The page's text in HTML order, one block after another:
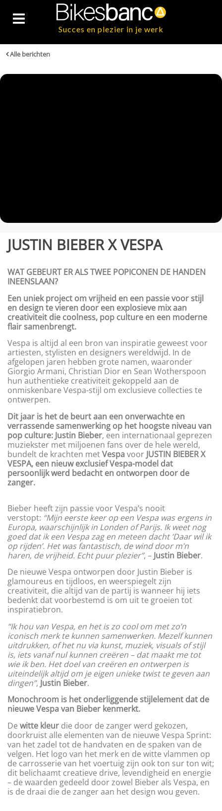
Succes en plezier in je werk
Alle berichten
JUSTIN BIEBER X VESPA
WAT GEBEURT ER ALS TWEE POPICONEN DE HANDEN
INEENSLAAN?
Een uniek project om vrijheid en een passie voor stijl
en design te vieren door een explosieve mix aan
creativiteit die coolness, pop culture en een moderne
flair samenbrengt.
Vespa is altijd al een bron van inspiratie geweest voor
artiesten, stylisten en designers wereldwijd. In de
afgelopen jaren hebben grote namen, waaronder
Giorgio Armani, Christian Dior en Sean Wotherspoon
hun authentieke creativiteit gekoppeld aan de
onmiskenbare Vespa-stijl om exclusieve collecties te
ontwerpen.
Dit jaar is het de beurt aan een onverwachte en
verrassende samenwerking op het hoogste niveau van
pop culture: Justin Bieber, een internationaal geprezen
muziekster met miljoenen fans over de hele wereld,
bundelt de krachten metVespavoor JUSTIN BIEBER X
VESPA, een nieuw exclusief Vespa-model dat
persoonlijk werd bedacht en ontworpen door de
zanger.
Bieber heeft zijn passie voor Vespa’s nooit
verstopt: “Mijn eerste keer op een Vespa was ergens in
Europa, waarschijnlijk in Londen of Parijs. Ik weet nog
goed dat ik een Vespa zag en meteen dacht ‘Daar wil ik
op rijden’. Het was fantastisch, de wind door m’n
haren, de vrijheid. Echt puur plezier”, – Justin Bieber.
De nieuwe Vespa ontworpen door Justin Bieber is
glamoureus en tijdloos, en weerspiegelt zijn
creativiteit, die altijd van de partij is wanneer hij iets
bedenkt dat voorbestemd is om uit te groeien tot
inspiratiebron.
“Ik hou van Vespa, en het is zo cool om met zo’n
iconisch merk te kunnen samenwerken. Mezelf kunnen
uitdrukken, of het nu via kunst, muziek, visuals of stijl
is, iets vanaf nul kunnen creëren – dat maakt me tot
wie ik ben. Het doel van creëren en ontwerpen is
uiteindelijk altijd om je eigen unieke twist te geven aan
dingen”, Justin Bieber.
Monochroom is het onderliggende stijlelement dat de
nieuwe Vespa van Bieber kenmerkt.
De witte kleur die door de zanger werd gekozen,
doorkruist alle elementen van de nieuwe Vespa Sprint:
van het zadel tot de handvaten en de spaken van de
velgen. Het logo van het merk en de witte vlammen op
de carrosserie van het voertuig zijn ook ton sur ton wit;
dit belichaamt creatieve drive, levendigheid en energie
– de waarden gedeeld door zowel Bieber als Vespa, en
is de draai die de zanger aan het design wou geven.